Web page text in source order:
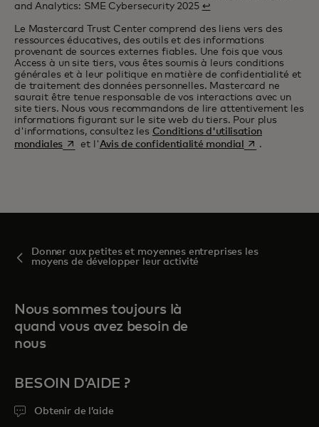
and Analytics: SME Cybersecurity 2025 ↩
Le Mastercard Trust Center comprend des liens vers des
ressources éducatives, des outils et des informations
provenant de sources externes fiables. Une fois que vous
Access à un site tiers, vous êtes soumis à leurs conditions
générales et à leur politique en matière de confidentialité et
de traitement des données personnelles. Mastercard ne
saurait être tenue responsable de vos interactions avec un
site tiers. Nous vous recommandons de lire attentivement les
informations figurant sur le site web du tiers. Pour plus
d'informations, consultez les Conditions d'utilisation
mondiales s’ouvre dans un nouvel onglet
et l'Avis de confidentialité mondial s’ouvre dans
.
Donner aux petites et moyennes entreprises les
moyens de développer leur activité
Nous sommes toujours là
quand vous avez besoin de
nous
BESOIN D’AIDE ?
Obtenir de l’aide